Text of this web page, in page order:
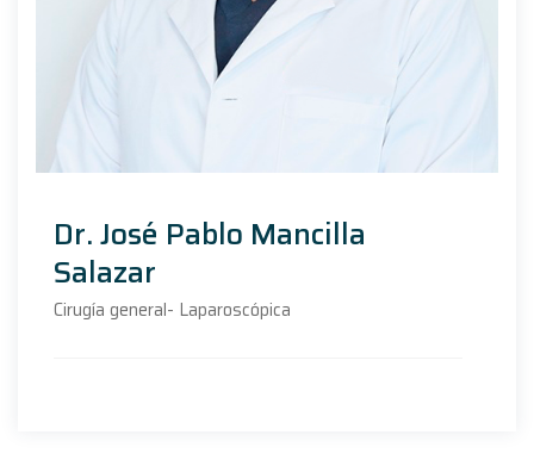
Dr. José Pablo Mancilla
Salazar
Cirugía general- Laparoscópica